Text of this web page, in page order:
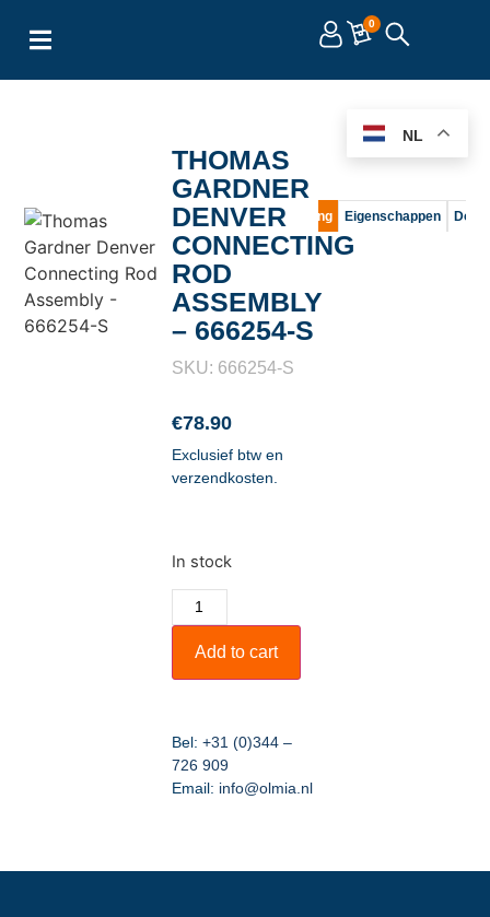
0
THOMAS
GARDNER
DENVER
CONNECTING
ROD
ASSEMBLY
– 666254-S
SKU: 666254-S
€78.90
Exclusief btw en
verzendkosten.
In stock
Add to cart
Bel: +31 (0)344 –
726 909
Email: info@olmia.nl
Omschrijving Eigenschappen
NL